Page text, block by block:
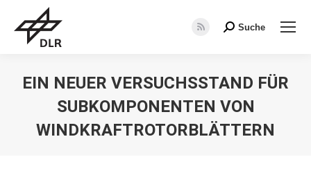
RSS
in
new
window
Search:
Suche
EIN NEUER VERSUCHSSTAND FÜR
SUBKOMPONENTEN VON
WINDKRAFTROTORBLÄTTERN